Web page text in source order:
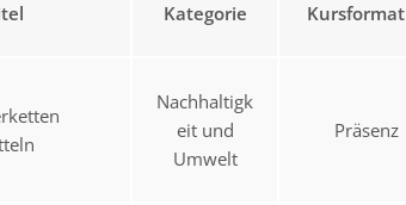
Kategorie Kursformat
Nachhaltigk
eit und
Umwelt
Präsenz